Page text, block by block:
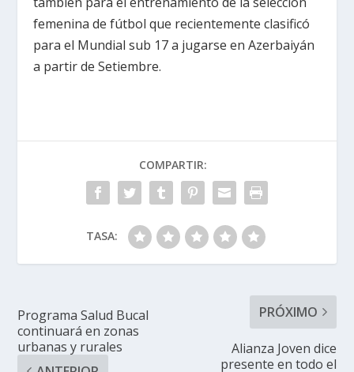
femenina de fútbol que recientemente clasificó
para el Mundial sub 17 a jugarse en Azerbaiyán
a partir de Setiembre.
COMPARTIR:
TASA:
Programa Salud Bucal
continuará en zonas
urbanas y rurales
PRÓXIMO
Alianza Joven dice
presente en todo el